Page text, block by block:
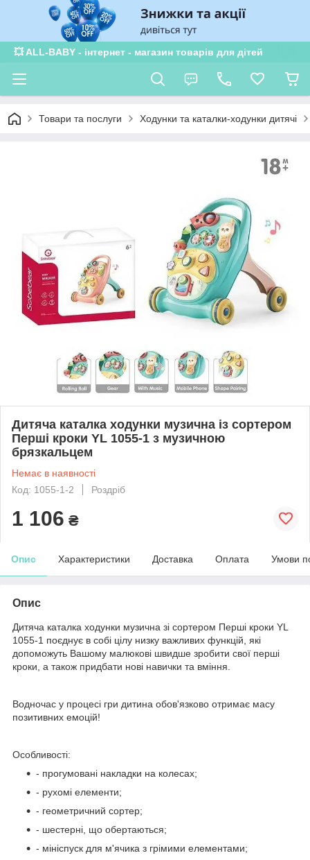
💥 ALL-BABY - інтернет - магазин товарів для дітей
Товари та послуги Ходунки та каталки-ходунки дитячі
Дитяча каталка ходунки музична із сортером
Перші кроки YL 1055-1 з музичною
брязкальцем
Немає в наявності
Код: 1055-1-2
Роздріб
1 106 ₴
Опис Характеристики Доставка Оплата Умови
Опис
Дитяча каталка ходунки музична зі сортером Перші кроки YL
1055-1 поєднує в собі цілу низку важливих функцій, які
допоможуть Вашому малюкові швидше зробити свої перші
кроки, а також придбати нові навички та вміння.
Водночас у процесі гри дитина обов'язково отримає масу
позитивних емоцій!
Особливості:
- прогумовані накладки на колесах;
- рухомі елементи;
- геометричний сортер;
- шестерні, що обертаються;
- мініспуск для м'ячика з грімими елементами;